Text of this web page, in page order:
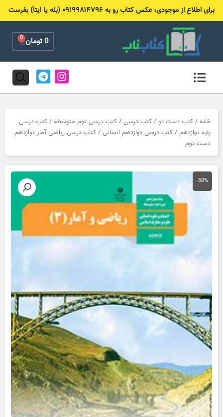
برای اطلاع از موجودی، عکس کتاب رو به ۰۹۱۹۹۸۱۴۷۹۶ (بله یا ایتا) بفرست
0تومان 0
Cart
I
n
s
g
r
m
T
e
l
r
a
خانه / کتب دست دو / کتب درسی / کتب درسی دوم متوسطه / کتب درسی
پایه دوازدهم / کتب درسی دوازدهم انسانی / کتاب درسی ریاضی آمار دوازدهم
دست دوم
-50%